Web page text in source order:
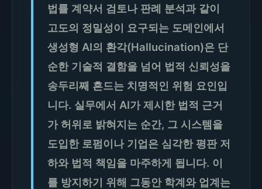
법률 계약서 검토나 판례 분석과 같이
고도의 정밀성이 요구되는 도메인에서
생성형 AI의 환각(Hallucination)은 단
순한 기술적 결함을 넘어 법적 신뢰성을
송두리째 흔드는 치명적인 위험 요인입
니다. 실무에서 AI가 제시한 법적 근거
가 허위로 밝혀지는 순간, 그 시스템을
도입한 로펌이나 기업은 심각한 평판 저
하와 법적 책임을 마주하게 됩니다. 이
를 방지하기 위해 그동안 학계와 업계는